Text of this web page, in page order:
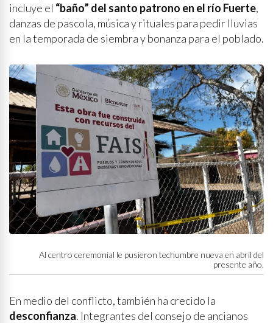
incluye el “baño” del santo patrono en el río Fuerte,
danzas de pascola, música y rituales para pedir lluvias
en la temporada de siembra y bonanza para el poblado.
Al centro ceremonial le pusieron techumbre nueva en abril del
presente año.
En medio del conflicto, también ha crecido la
desconfianza. Integrantes del consejo de ancianos